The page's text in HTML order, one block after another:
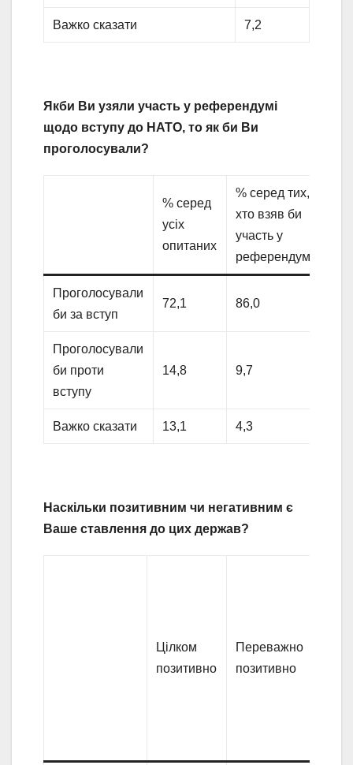
Важко сказати 7,2
Якби Ви узяли участь у референдумі
щодо вступу до НАТО, то як би Ви
проголосували?
% серед
усіх
опитаних
% серед тих,
хто взяв би
участь у
референдумі
Проголосували
би за вступ
72,1 86,0
Проголосували
би проти
вступу
14,8 9,7
Важко сказати 13,1 4,3
Наскільки позитивним чи негативним є
Ваше ставлення до цих держав?
Цілком
позитивно
Переважно
позитивно